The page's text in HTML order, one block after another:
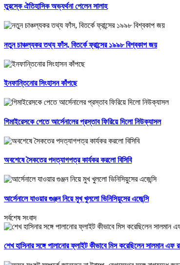
তুরস্কে ঐতিহাসিক অভ্যর্থনা পেলেন সালাহ
নতুন চাঞ্চল্যকর তথ্য ফাঁস, বিতর্কে ফ্রান্সের ১৯৯৮ বিশ্বকাপ জয়
ইনফান্তিনোর সিংহাসন কাঁপছে
গিমাইরেসকে পেতে আর্সেনালের প্রস্তাব ফিরিয়ে দিলো নিউক্যাসল
অবশেষে সৈকতের পদত্যাগপত্র কার্যকর করলো বিসিবি
আর্সেনালে যাওয়ার গুঞ্জন নিয়ে মুখ খুললো ভিনিসিয়ুসের এজেন্সি
সর্বশেষ সংবাদ
শেখ হাসিনার সঙ্গে পালানোর ফ্লাইট কীভাবে মিস করেছিলেন সালমান এফ